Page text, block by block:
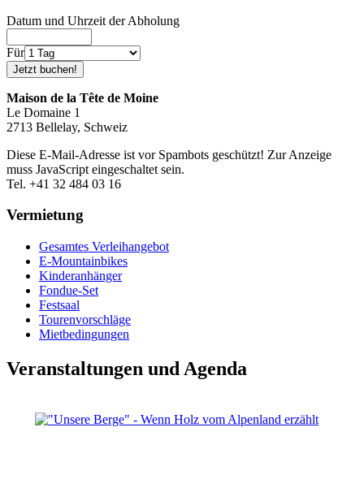
Datum und Uhrzeit der Abholung
Für
Maison de la Tête de Moine
Le Domaine 1
2713 Bellelay, Schweiz
Diese E-Mail-Adresse ist vor Spambots geschützt! Zur Anzeige
muss JavaScript eingeschaltet sein.
Tel. +41 32 484 03 16
Vermietung
Gesamtes Verleihangebot
E-Mountainbikes
Kinderanhänger
Fondue-Set
Festsaal
Tourenvorschläge
Mietbedingungen
Veranstaltungen und Agenda